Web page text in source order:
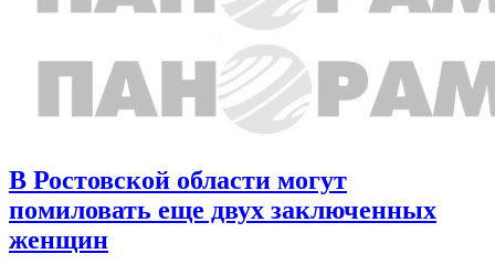
В Ростовской области могут
помиловать еще двух заключенных
женщин